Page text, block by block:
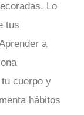
Lo
tus
a
cuerpo y
hábitos